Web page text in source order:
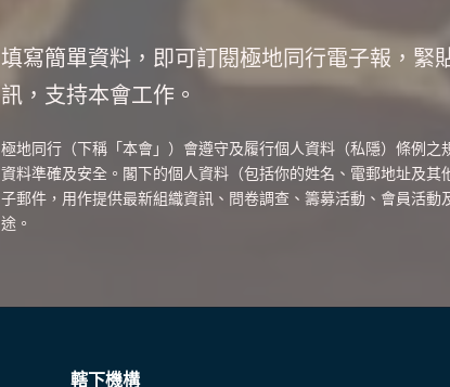
填寫簡單資料，即可訂閱極地同行電子報，緊
訊，支持本會工作。
極地同行（下稱「本會」）會遵守及履行個人資料（私隱）條例之
資料準確及安全。閣下的個人資料（包括你的姓名、電郵地址及其
子郵件，用作提供最新組織資訊、問卷調查、籌募活動、會員活動
途。
轄下機構